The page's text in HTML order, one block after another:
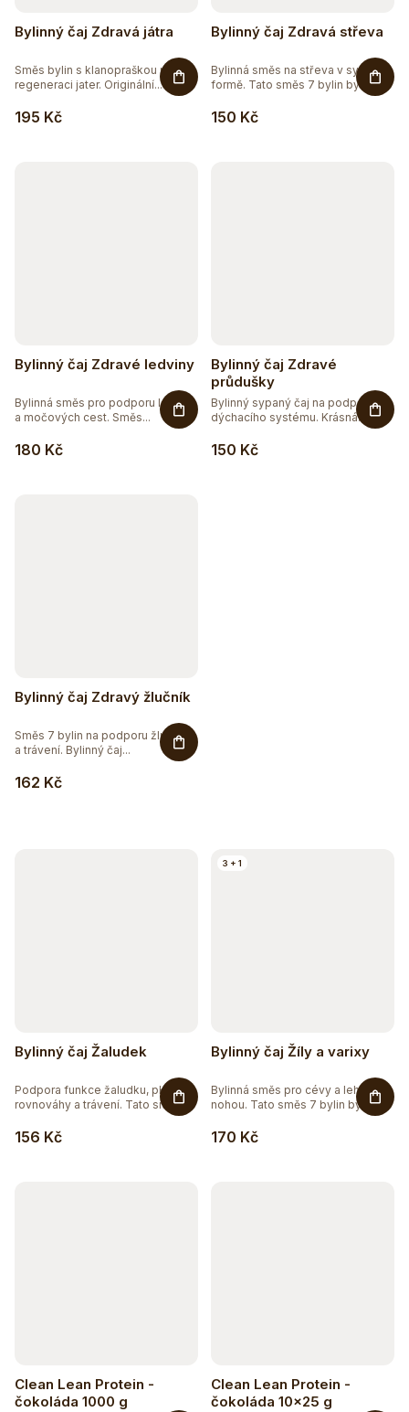
Bylinný čaj Zdravá játra
195 Kč
Směs bylin s klanopraškou pro
regeneraci jater. Originální...
Bylinný čaj Zdravá střeva
150 Kč
Bylinná směs na střeva v sypané
formě. Tato směs 7 bylin byla...
Bylinný čaj Zdravé ledviny
180 Kč
Bylinná směs pro podporu ledvin
a močových cest. Směs...
Bylinný čaj Zdravé
průdušky
150 Kč
Bylinný sypaný čaj na podporu
dýchacího systému. Krásná
Bylinný čaj Zdravý žlučník
162 Kč
Směs 7 bylin na podporu žlučníku
a trávení. Bylinný čaj...
Sleva až 20 %
Bylinný čaj Žaludek
156 Kč
Podpora funkce žaludku, pH
rovnováhy a trávení. Tato směs...
3 + 1
Bylinný čaj Žíly a varixy
170 Kč
Bylinná směs pro cévy a lehkost
nohou. Tato směs 7 bylin byla...
Clean Lean Protein -
čokoláda 1000 g
Clean Lean Protein -
čokoláda 10x25 g